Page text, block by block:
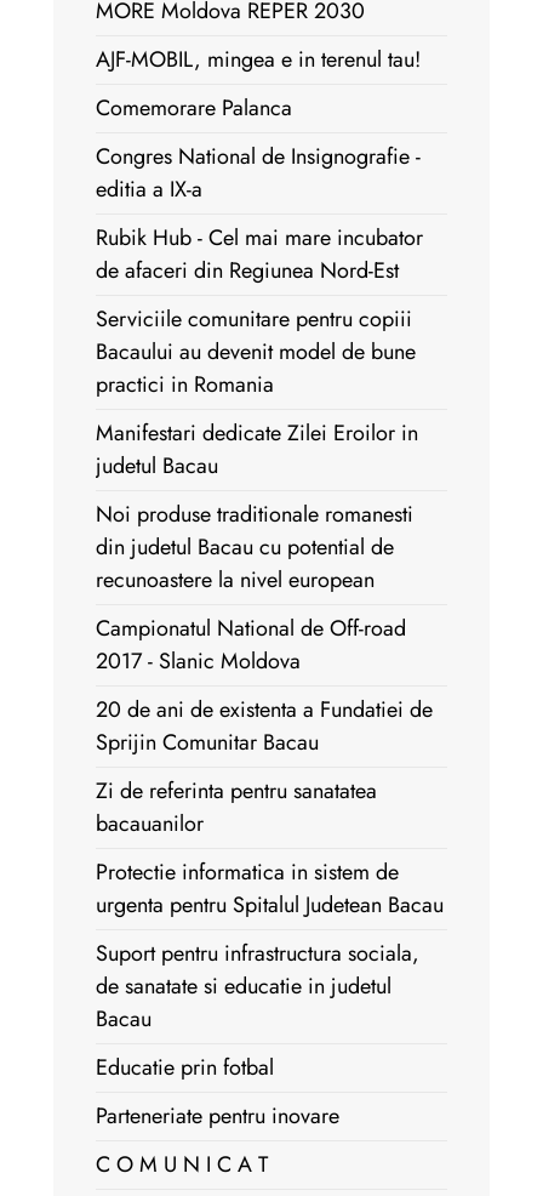
MORE Moldova REPER 2030
AJF-MOBIL, mingea e in terenul tau!
Comemorare Palanca
Congres National de Insignografie -
editia a IX-a
Rubik Hub - Cel mai mare incubator
de afaceri din Regiunea Nord-Est
Serviciile comunitare pentru copiii
Bacaului au devenit model de bune
practici in Romania
Manifestari dedicate Zilei Eroilor in
judetul Bacau
Noi produse traditionale romanesti
din judetul Bacau cu potential de
recunoastere la nivel european
Campionatul National de Off-road
2017 - Slanic Moldova
20 de ani de existenta a Fundatiei de
Sprijin Comunitar Bacau
Zi de referinta pentru sanatatea
bacauanilor
Protectie informatica in sistem de
urgenta pentru Spitalul Judetean Bacau
Suport pentru infrastructura sociala,
de sanatate si educatie in judetul
Bacau
Educatie prin fotbal
Parteneriate pentru inovare
C O M U N I C A T